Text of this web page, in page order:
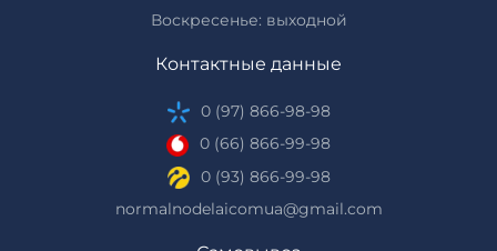
Воскресенье: выходной
Контактные данные
0 (97) 866-98-98
0 (66) 866-99-98
0 (93) 866-99-98
normalnodelaicomua@gmail.com